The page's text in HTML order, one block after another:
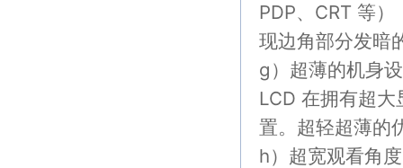
PDP、CRT 等
现边角部分发暗
g）超薄的机身
LCD 在拥有超
置。超轻超薄的
h）超宽观看角度